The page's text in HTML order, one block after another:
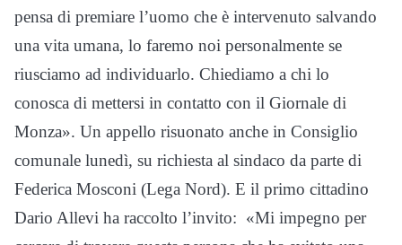
pensa di premiare l’uomo che è intervenuto salvando
una vita umana, lo faremo noi personalmente se
riusciamo ad individuarlo. Chiediamo a chi lo
conosca di mettersi in contatto con il Giornale di
Monza». Un appello risuonato anche in Consiglio
comunale lunedì, su richiesta al sindaco da parte di
Federica Mosconi (Lega Nord). E il primo cittadino
Dario Allevi ha raccolto l’invito: «Mi impegno per